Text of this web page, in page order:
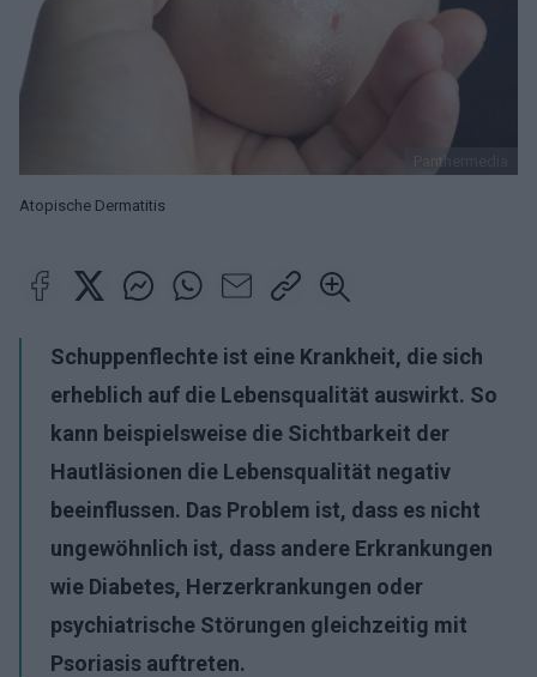
Panthermedia
Atopische Dermatitis
Schuppenflechte ist eine Krankheit, die sich
erheblich auf die Lebensqualität auswirkt. So
kann beispielsweise die Sichtbarkeit der
Hautläsionen die Lebensqualität negativ
beeinflussen. Das Problem ist, dass es nicht
ungewöhnlich ist, dass andere Erkrankungen
wie Diabetes, Herzerkrankungen oder
psychiatrische Störungen gleichzeitig mit
Psoriasis auftreten.